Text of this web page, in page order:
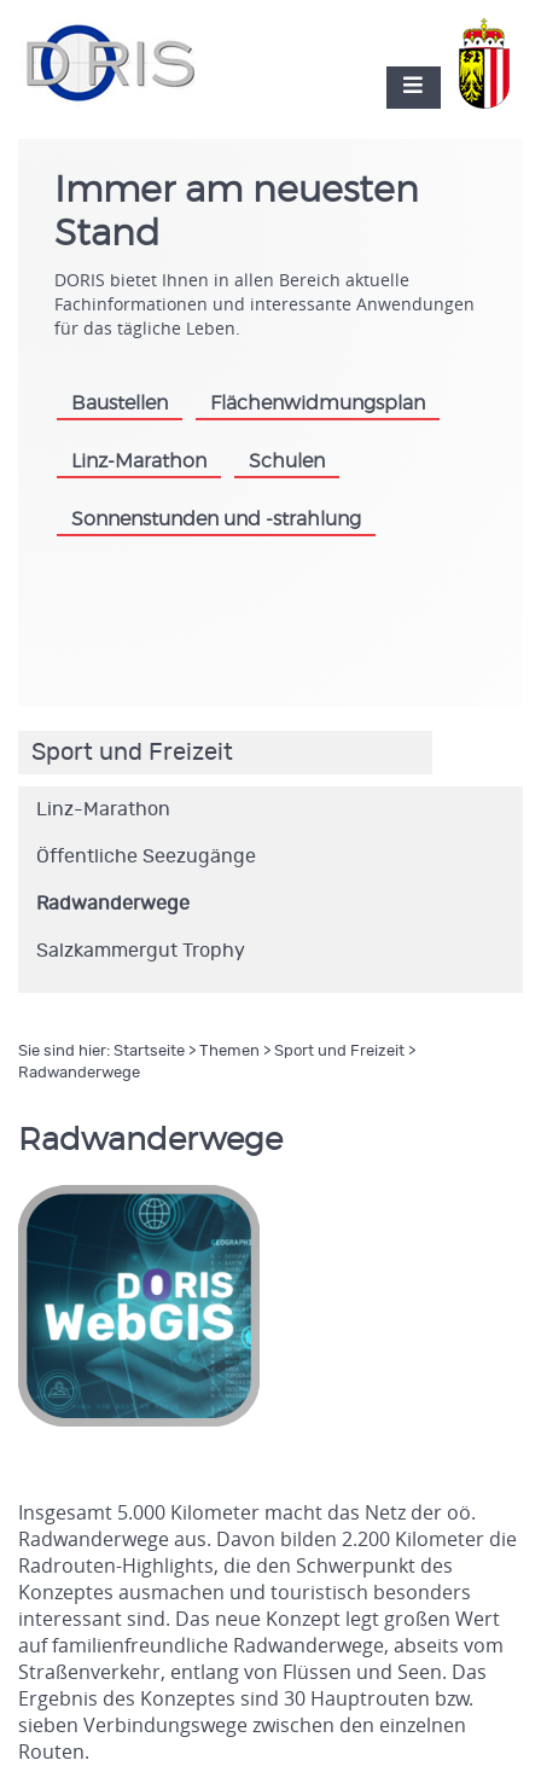
Immer am neuesten
Stand
DORIS bietet Ihnen in allen Bereich aktuelle
Fachinformationen und interessante Anwendungen
für das tägliche Leben.
Baustellen Flächenwidmungsplan
Linz-Marathon Schulen
Sonnenstunden und -strahlung
Sport und Freizeit
Linz-Marathon
Öffentliche Seezugänge
Radwanderwege
Salzkammergut Trophy
Sie sind hier: Startseite > Themen > Sport und Freizeit >
Radwanderwege
Radwanderwege
Insgesamt 5.000 Kilometer macht das Netz der oö.
Radwanderwege aus. Davon bilden 2.200 Kilometer die
Radrouten-Highlights, die den Schwerpunkt des
Konzeptes ausmachen und touristisch besonders
interessant sind. Das neue Konzept legt großen Wert
auf familienfreundliche Radwanderwege, abseits vom
Straßenverkehr, entlang von Flüssen und Seen. Das
Ergebnis des Konzeptes sind 30 Hauptrouten bzw.
sieben Verbindungswege zwischen den einzelnen
Routen.